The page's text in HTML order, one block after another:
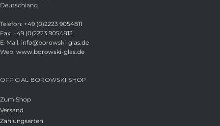
Deutschland
Telefon: +49 (0)2223 9054811
Fax: +49 (0)2223 9054813
E-Mail: info@borowski-glas.de
Web: www.borowski-glas.de
OFFICIAL BOROWSKI SHOP
Zum Shop
Versand
Zahlungsarten